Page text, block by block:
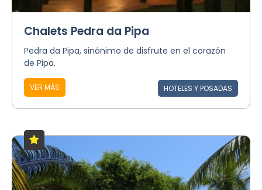
Chalets Pedra da Pipa
Pedra da Pipa, sinónimo de disfrute en el corazón
de Pipa.
VER MÁS HOTELES Y POSADAS